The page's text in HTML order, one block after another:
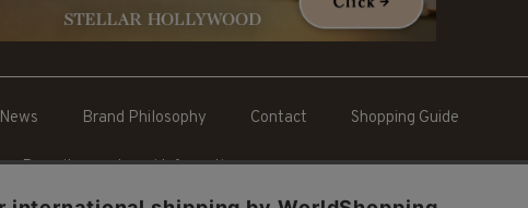
News Brand Philosophy Contact Shopping Guide
Recruit Legal Information